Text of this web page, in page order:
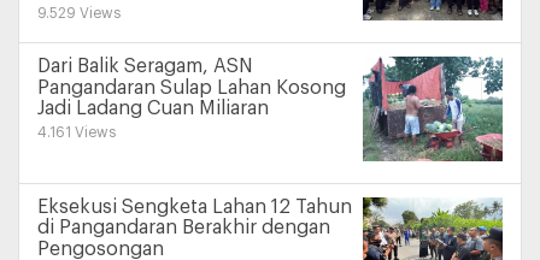
9.529 Views
Dari Balik Seragam, ASN
Pangandaran Sulap Lahan Kosong
Jadi Ladang Cuan Miliaran
4.161 Views
Eksekusi Sengketa Lahan 12 Tahun
di Pangandaran Berakhir dengan
Pengosongan